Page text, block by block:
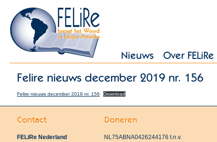
Nieuws Over FELiRe
Felire nieuws december 2019 nr. 156
Felire nieuws december 2019 nr. 156 Download
Contact
FELiRe Nederland
Doneren
NL75ABNA0426244176 t.n.v.